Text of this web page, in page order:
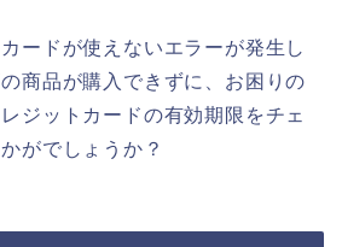
ードが使えないエラーが発生し
商品が購入できずに、お困りの
ジットカードの有効期限をチェ
がでしょうか？